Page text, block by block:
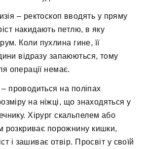
– ректоскоп вводять у пряму
накидають петлю, в яку
Коли пухлина гине, її
відразу запаюються, тому
операції немає.
проводиться на поліпах
на ніжці, що знаходяться у
Хірург скальпелем або
розкриває порожнину кишки,
і зашиває отвір. Просвіт у своїй